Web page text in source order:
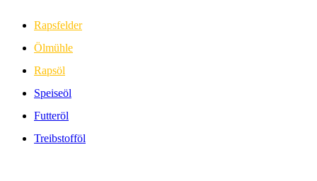
Rapsfelder
Ölmühle
Rapsöl
Speiseöl
Futteröl
Treibstofföl